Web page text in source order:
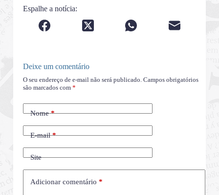
Espalhe a notícia:
Deixe um comentário
O seu endereço de e-mail não será publicado. Campos obrigatórios
são marcados com *
Nome*
E-mail*
Site
Adicionar comentário *